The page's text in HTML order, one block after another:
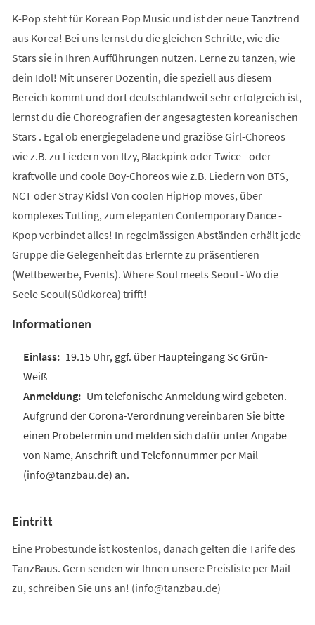
K-Pop steht für Korean Pop Music und ist der neue Tanztrend
aus Korea! Bei uns lernst du die gleichen Schritte, wie die
Stars sie in Ihren Aufführungen nutzen. Lerne zu tanzen, wie
dein Idol! Mit unserer Dozentin, die speziell aus diesem
Bereich kommt und dort deutschlandweit sehr erfolgreich ist,
lernst du die Choreografien der angesagtesten koreanischen
Stars . Egal ob energiegeladene und graziöse Girl-Choreos
wie z.B. zu Liedern von Itzy, Blackpink oder Twice - oder
kraftvolle und coole Boy-Choreos wie z.B. Liedern von BTS,
NCT oder Stray Kids! Von coolen HipHop moves, über
komplexes Tutting, zum eleganten Contemporary Dance -
Kpop verbindet alles! In regelmässigen Abständen erhält jede
Gruppe die Gelegenheit das Erlernte zu präsentieren
(Wettbewerbe, Events). Where Soul meets Seoul - Wo die
Seele Seoul(Südkorea) trifft!
Informationen
19.15 Uhr, ggf. über Haupteingang Sc Grün-
Weiß
Um telefonische Anmeldung wird gebeten.
Aufgrund der Corona-Verordnung vereinbaren Sie bitte
einen Probetermin und melden sich dafür unter Angabe
von Name, Anschrift und Telefonnummer per Mail
(info@tanzbau.de) an.
Eintritt
Eine Probestunde ist kostenlos, danach gelten die Tarife des
TanzBaus. Gern senden wir Ihnen unsere Preisliste per Mail
zu, schreiben Sie uns an! (info@tanzbau.de)